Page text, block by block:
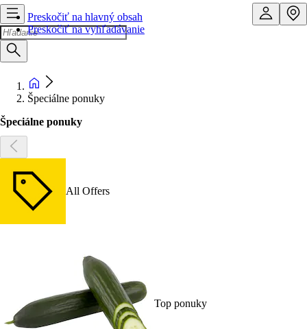
Preskočiť na hlavný obsah
Preskočiť na vyhľadávanie
Špeciálne ponuky
Špeciálne ponuky
All Offers
Top ponuky